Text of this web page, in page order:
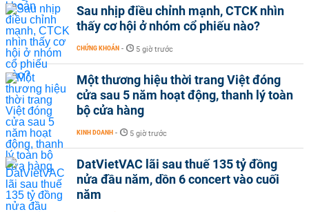
Sau nhịp điều chỉnh mạnh, CTCK nhìn
thấy cơ hội ở nhóm cổ phiếu nào?
CHỨNG KHOÁN - 5 giờ trước
Một thương hiệu thời trang Việt đóng
cửa sau 5 năm hoạt động, thanh lý toàn
bộ cửa hàng
KINH DOANH - 5 giờ trước
DatVietVAC lãi sau thuế 135 tỷ đồng
nửa đầu năm, dồn 6 concert vào cuối
năm